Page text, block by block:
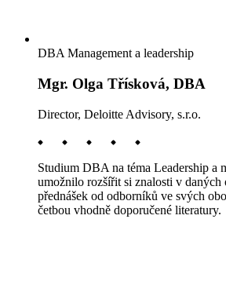
DBA Management a leadership
Mgr. Olga Třísková, DBA
Director, Deloitte Advisory, s.r.o.
Studium DBA na téma Leadership a
umožnilo rozšířit si znalosti v daných
přednášek od odborníků ve svých
četbou vhodně doporučené literatury.